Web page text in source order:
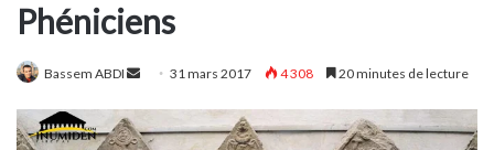
Phéniciens
Bassem ABDI
Envoyer
courriel
31 mars 2017 4 308 20 minutes de lecture